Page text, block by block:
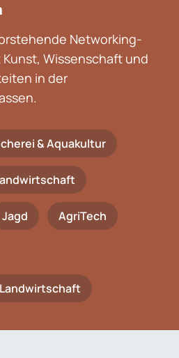
Networking-
Wissenschaft und
in der
& Aquakultur
Jagd AgriTech